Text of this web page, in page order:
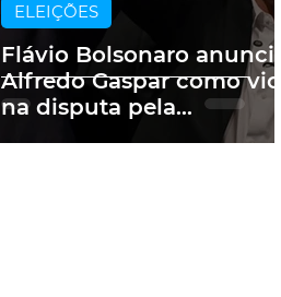
Flávio Bolsonaro anuncia
Alfredo Gaspar como vice
na disputa pela
ELEIÇÕES